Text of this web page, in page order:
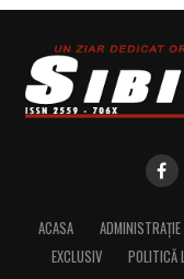
ACASA ADMINISTRAȚIE
EXCLUSIV
POLITICĂ